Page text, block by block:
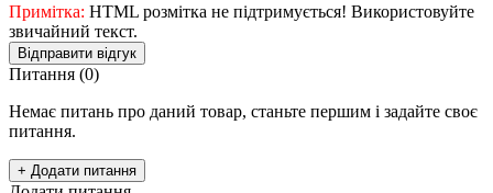
Примітка: HTML розмітка не підтримується! Використовуйте
звичайний текст.
Відправити відгук
Питання (0)
Немає питань про даний товар, станьте першим і задайте своє
питання.
+ Додати питання